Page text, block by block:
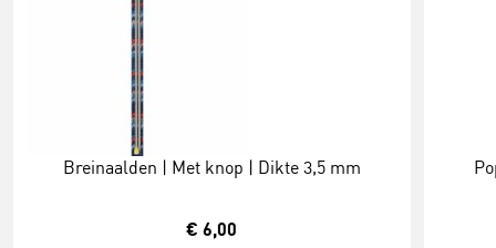
Breinaalden | Met knop | Dikte 3,5 mm
€ 6,00